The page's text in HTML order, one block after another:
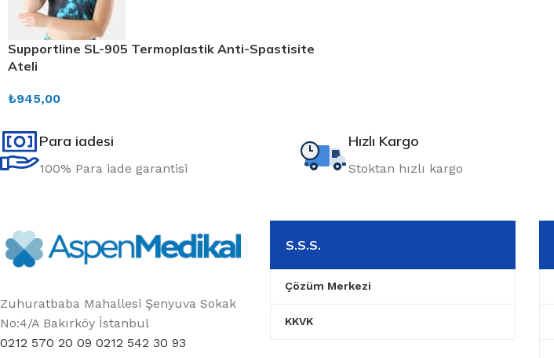
Supportline SL-905 Termoplastik Anti-Spastisite
Ateli
₺945,00
Para iadesi
100% Para iade garantisi
Hızlı Kargo
Stoktan hızlı kargo
Zuhuratbaba Mahallesi Şenyuva Sokak
No:4/A Bakırköy İstanbul
0212 570 20 09 0212 542 30 93
S.S.S.
Çözüm Merkezi
KKVK